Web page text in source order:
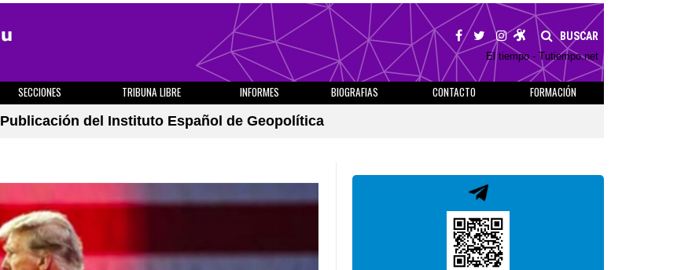
BUSCAR
El tiempo - Tutiempo.net
SECCIONES TRIBUNA LIBRE INFORMES BIOGRAFIAS CONTACTO
FORMACIÓN
Publicación del Instituto Español de Geopolítica